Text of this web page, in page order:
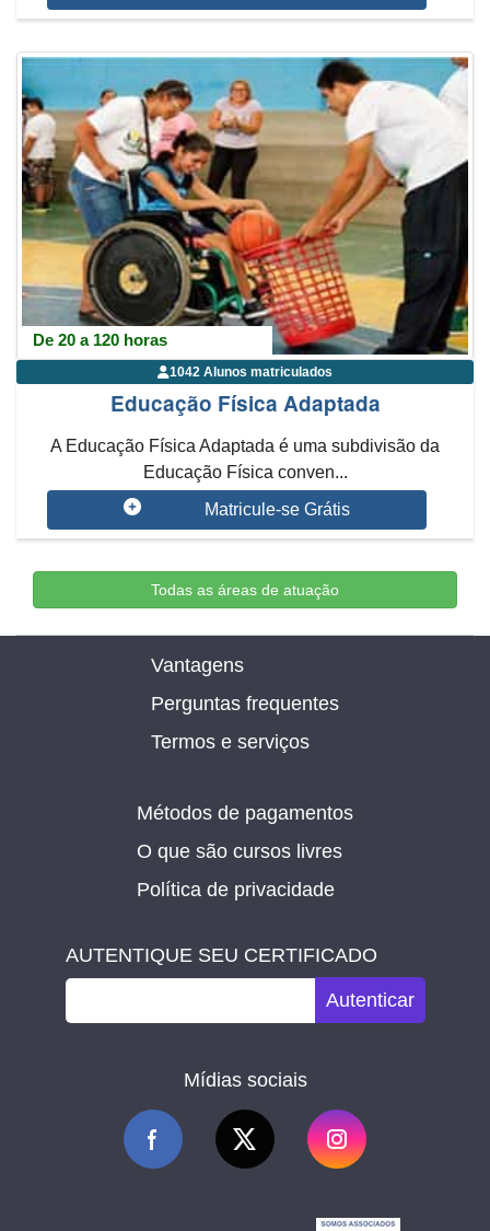
De 20 a 120 horas
1042 Alunos matriculados
Educação Física Adaptada
A Educação Física Adaptada é uma subdivisão da
Educação Física conven...
Matricule-se Grátis
Todas as áreas de atuação
Vantagens
Perguntas frequentes
Termos e serviços
Métodos de pagamentos
O que são cursos livres
Política de privacidade
AUTENTIQUE SEU CERTIFICADO
Autenticar
Mídias sociais